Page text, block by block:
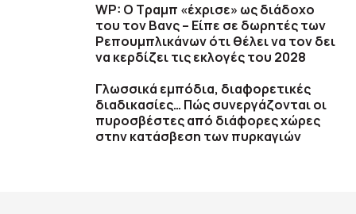
WP: Ο Τραμπ «έχρισε» ως διάδοχο
του τον Βανς – Είπε σε δωρητές των
Ρεπουμπλικάνων ότι θέλει να τον δει
να κερδίζει τις εκλογές του 2028
Γλωσσικά εμπόδια, διαφορετικές
διαδικασίες… Πώς συνεργάζονται οι
πυροσβέστες από διάφορες χώρες
στην κατάσβεση των πυρκαγιών